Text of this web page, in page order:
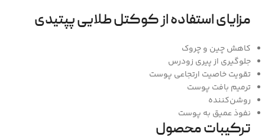
مزایای استفاده از کوکتل طلایی پپتیدی
کاهش چین و چروک
جلوگیری از پیری زودرس
تقویت خاصیت ارتجاعی پوست
ترمیم بافت پوست
روشن‌کننده
نفوذ عمیق به پوست
ترکیبات محصول